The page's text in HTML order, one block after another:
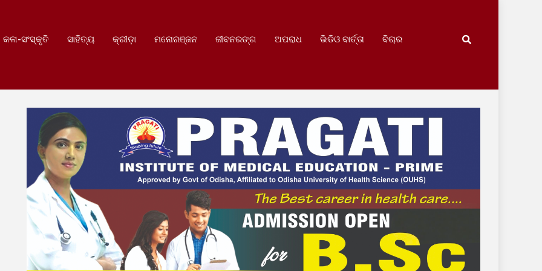
କଳା-ସଂସ୍କୃତି ସାହିତ୍ୟ କ୍ରୀଡ଼ା ମନୋରଞ୍ଜନ ଜୀବନରଙ୍ଗ ଅପରାଧ ଭିଡିଓ ବାର୍ତ୍ତା ବିଚାର